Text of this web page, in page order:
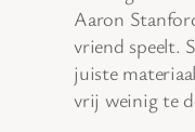
Aaron
vriend speelt.
juiste
vrij weinig te